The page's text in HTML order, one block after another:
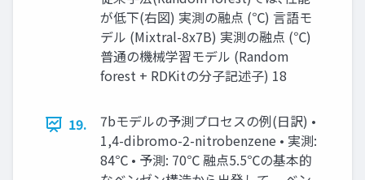
が低下(右図) 実測の融点 (℃) 言語モ
デル (Mixtral-8x7B) 実測の融点 (℃)
普通の機械学習モデル (Random
forest + RDKitの分子記述子) 18
19.
7bモデルの予測プロセスの例(日訳) •
1,4-dibromo-2-nitrobenzene • 実測:
84℃ • 予測: 70℃ 融点5.5℃の基本的